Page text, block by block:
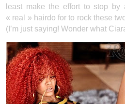
least make the effort to stop
« real » hairdo for to rock these
(I’m just saying! Wonder what